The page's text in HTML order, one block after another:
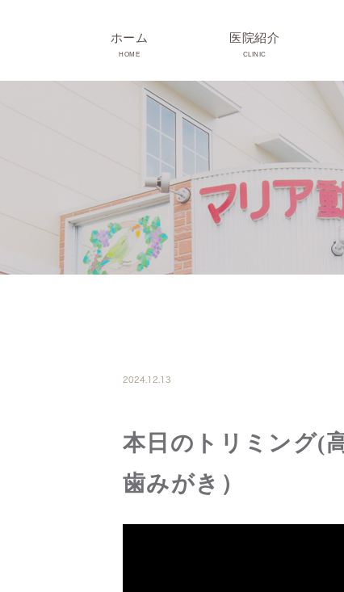
ホーム
HOME
医院紹介
CLINIC
院長･スタッフ紹介
診療時間･アクセス
院内紹介･初診の方へ
医院設備
2024.12.13
本日のトリミング(
歯みがき）